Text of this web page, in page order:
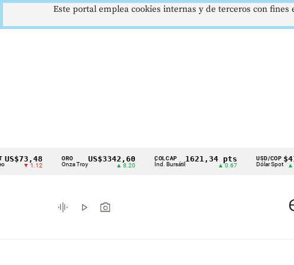
Cintillo
indicadores
económicos
1.12
ORO
Onza Troy
US$3342,60 COLCAP
Índ. Bursátil
1621,34 pts USD/COP
Dólar Spot
$4178
▲ 0.42
graphic_eq play_arrow photo_camera
Este portal emplea cookies internas y de terceros con